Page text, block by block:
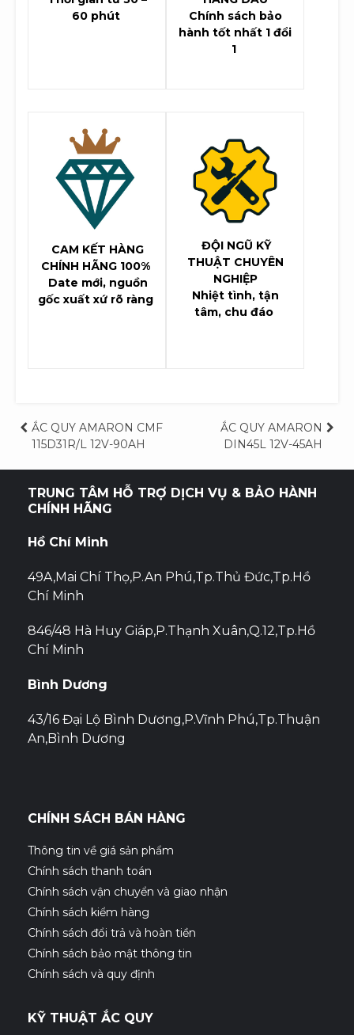
60 phút
Chính sách bảo
hành tốt nhất 1 đổi
1
CAM KẾT HÀNG
CHÍNH HÃNG 100%
Date mới, nguồn
gốc xuất xứ rõ ràng
ĐỘI NGŨ KỸ
THUẬT CHUYÊN
NGHIỆP
Nhiệt tình, tận
tâm, chu đáo
Điều
hướng
bài
ẮC QUY AMARON CMF
115D31R/L 12V-90AH
ẮC QUY AMARON
DIN45L 12V-45AH
TRUNG TÂM HỖ TRỢ DỊCH VỤ & BẢO HÀNH
CHÍNH HÃNG
Hồ Chí Minh
49A,Mai Chí Thọ,P.An Phú,Tp.Thủ Đức,Tp.Hồ
Chí Minh
846/48 Hà Huy Giáp,P.Thạnh Xuân,Q.12,Tp.Hồ
Chí Minh
Bình Dương
43/16 Đại Lộ Bình Dương,P.Vĩnh Phú,Tp.Thuận
An,Bình Dương
CHÍNH SÁCH BÁN HÀNG
Thông tin về giá sản phẩm
Chính sách thanh toán
Chính sách vận chuyển và giao nhận
Chính sách kiểm hàng
Chính sách đổi trả và hoàn tiền
Chính sách bảo mật thông tin
Chính sách và quy định
KỸ THUẬT ẮC QUY